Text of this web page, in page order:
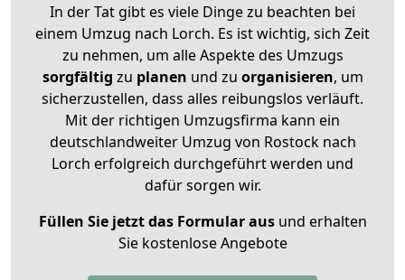
In der Tat gibt es viele Dinge zu beachten bei
einem Umzug nach Lorch. Es ist wichtig, sich Zeit
zu nehmen, um alle Aspekte des Umzugs
sorgfältig zu planen und zu organisieren, um
sicherzustellen, dass alles reibungslos verläuft.
Mit der richtigen Umzugsfirma kann ein
deutschlandweiter Umzug von Rostock nach
Lorch erfolgreich durchgeführt werden und
dafür sorgen wir.
Füllen Sie jetzt das Formular ausund erhalten
Sie kostenlose Angebote